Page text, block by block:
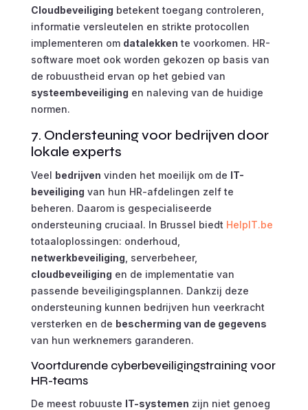
Cloudbeveiliging betekent toegang controleren,
informatie versleutelen en strikte protocollen
implementeren om datalekken te voorkomen. HR-
software moet ook worden gekozen op basis van
de robuustheid ervan op het gebied van
systeembeveiliging en naleving van de huidige
normen.
7. Ondersteuning voor bedrijven door
lokale experts
Veel bedrijven vinden het moeilijk om de IT-
beveiliging van hun HR-afdelingen zelf te
beheren. Daarom is gespecialiseerde
ondersteuning cruciaal. In Brussel biedt HelpIT.be
totaaloplossingen: onderhoud,
netwerkbeveiliging , serverbeheer,
cloudbeveiliging en de implementatie van
passende beveiligingsplannen. Dankzij deze
ondersteuning kunnen bedrijven hun veerkracht
versterken en de bescherming van de gegevens
van hun werknemers garanderen.
Voortdurende cyberbeveiligingstraining voor
HR-teams
De meest robuuste IT-systemen zijn niet genoeg